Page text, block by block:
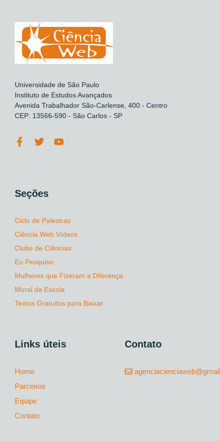
Universidade de São Paulo
Instituto de Estudos Avançados
Avenida Trabalhador São-Carlense, 400 - Centro
CEP: 13566-590 - São Carlos - SP
Seções
Ciclo de Palestras
Ciência Web Vídeos
Clube de Ciências
Eu Pesquiso
Mulheres que Fizeram a Diferença
Mural da Escola
Textos Gratuitos para Baixar
Links úteis
Home
Parceiros
Equipe
Contato
Contato